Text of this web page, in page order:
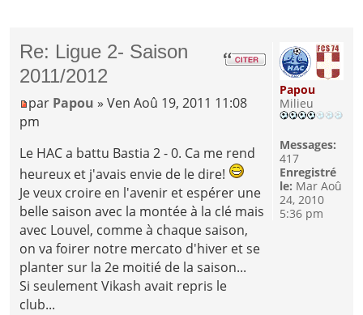
Re: Ligue 2- Saison
2011/2012
par Papou » Ven Aoû 19, 2011 11:08
pm
Le HAC a battu Bastia 2 - 0. Ca me rend
heureux et j'avais envie de le dire!
Je veux croire en l'avenir et espérer une
belle saison avec la montée à la clé mais
avec Louvel, comme à chaque saison,
on va foirer notre mercato d'hiver et se
planter sur la 2e moitié de la saison...
Si seulement Vikash avait repris le
club...
Papou
Milieu
Messages:
417
Enregistré
le: Mar Aoû
24, 2010
5:36 pm